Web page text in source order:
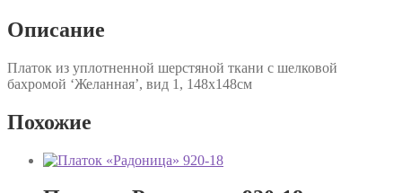
Описание
Платок из уплотненной шерстяной ткани с шелковой
бахромой ‘Желанная’, вид 1, 148х148см
Похожие